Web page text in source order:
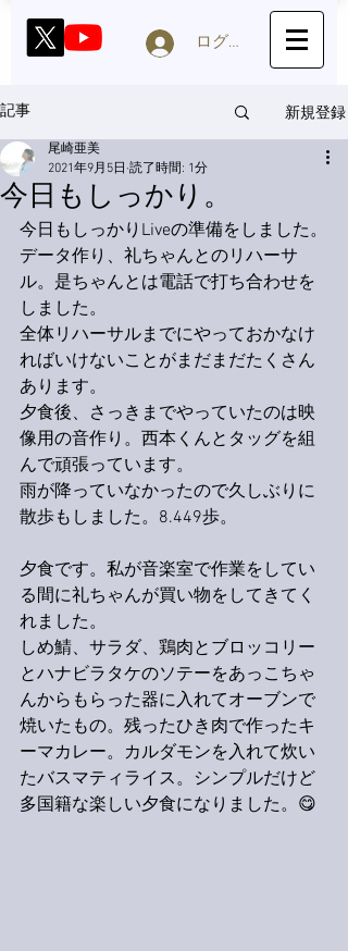
ログイン
記事 新規登録
今日もしっかり。
尾崎亜美
2021年9月5日 読了時間: 1分
今日もしっかりLiveの準備をしました。
データ作り、礼ちゃんとのリハーサ
ル。是ちゃんとは電話で打ち合わせを
しました。
全体リハーサルまでにやっておかなけ
ればいけないことがまだまだたくさん
あります。
夕食後、さっきまでやっていたのは映
像用の音作り。西本くんとタッグを組
んで頑張っています。
雨が降っていなかったので久しぶりに
散歩もしました。8.449歩。
夕食です。私が音楽室で作業をしてい
る間に礼ちゃんが買い物をしてきてく
れました。
しめ鯖、サラダ、鶏肉とブロッコリー
とハナビラタケのソテーをあっこちゃ
んからもらった器に入れてオーブンで
焼いたもの。残ったひき肉で作ったキ
ーマカレー。カルダモンを入れて炊い
たバスマティライス。シンプルだけど
多国籍な楽しい夕食になりました。😋